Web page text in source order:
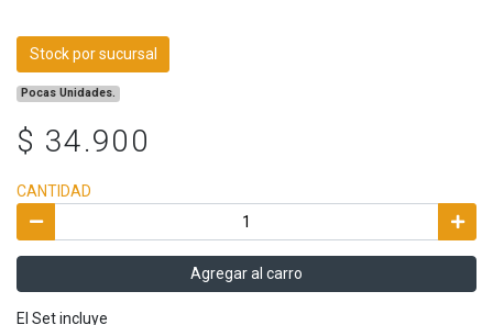
Stock por sucursal
Pocas Unidades.
$ 34.900
CANTIDAD
Agregar al carro
El Set incluye